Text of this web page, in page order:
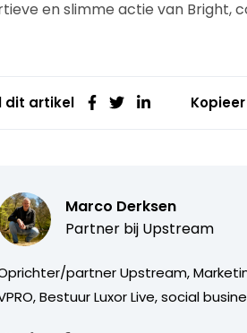
en slimme actie van Bright,
dit artikel
Marco Derksen
Partner bij Upstream
partner Upstream,
Bestuur Luxor Live, social